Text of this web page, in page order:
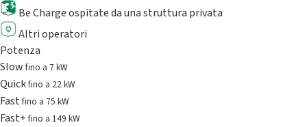
Be Charge ospitate da una struttura privata
Altri operatori
Potenza
Slowfino a 7 kW
Quickfino a 22 kW
Fastfino a 75 kW
Fast+fino a 149 kW